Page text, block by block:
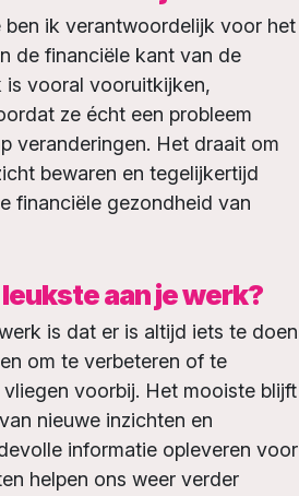
ben ik verantwoordelijk voor het
de financiële kant van de
is vooral vooruitkijken,
ze écht een probleem
veranderingen. Het draait om
bewaren en tegelijkertijd
financiële gezondheid van
aan je werk?
is dat er is altijd iets te doen
om te verbeteren of te
voorbij. Het mooiste blijft
nieuwe inzichten en
informatie opleveren voor
helpen ons weer verder